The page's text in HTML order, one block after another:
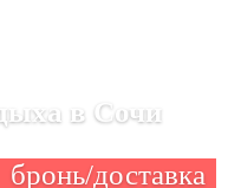
в Сочи
бронь/доставка